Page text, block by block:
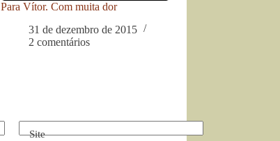
Para Vítor. Com muita dor
31 de dezembro de 2015
2 comentários
Site